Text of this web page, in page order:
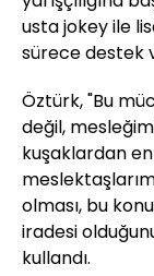
usta jokey ile
sürece destek
Öztürk, "Bu
değil,
kuşaklardan
olması, bu
iradesi
kullandı.